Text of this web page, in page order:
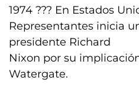
1974 ??? En Estados
Representantes inicia
presidente Richard
Nixon por su
Watergate.